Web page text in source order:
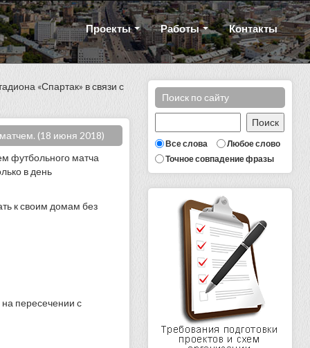
Проекты Работы Контакты
Поиск по сайту
Все слова
Любое слово
Точное совпадение фразы
«Спартак» в связи с
(18 июня 2018)
футбольного матча
в день
к своим домам без
пересечении с